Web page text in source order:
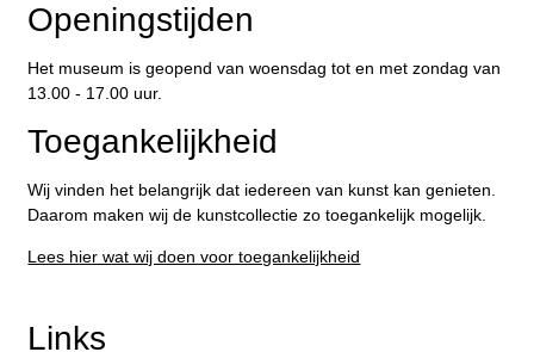
Openingstijden
Het museum is geopend van woensdag tot en met zondag van
13.00 - 17.00 uur.
Toegankelijkheid
Wij vinden het belangrijk dat iedereen van kunst kan genieten.
Daarom maken wij de kunstcollectie zo toegankelijk mogelijk.
Lees hier wat wij doen voor toegankelijkheid
Links